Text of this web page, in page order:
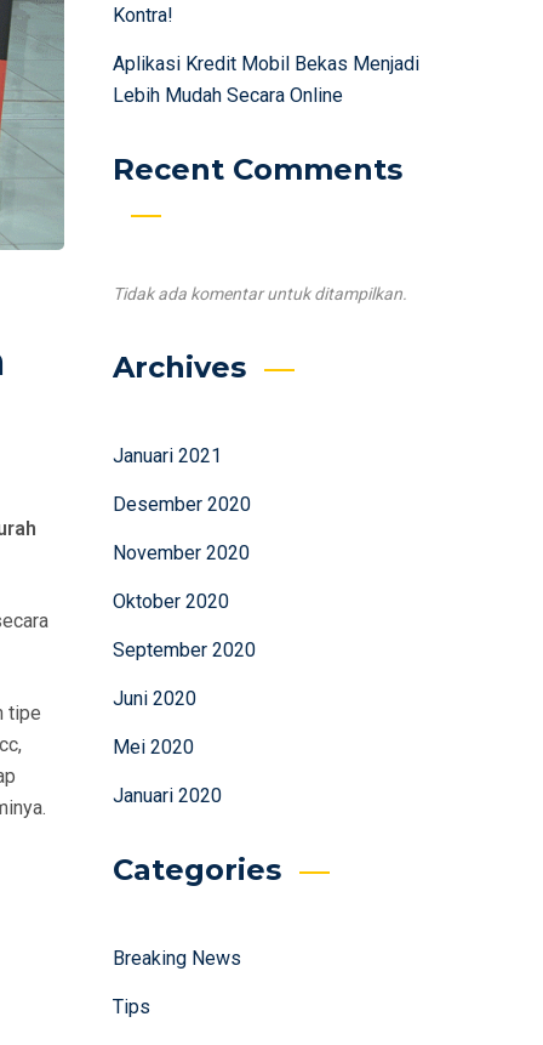
tipe
Kontra!
Aplikasi Kredit Mobil Bekas Menjadi
Lebih Mudah Secara Online
Recent Comments
Tidak ada komentar untuk ditampilkan.
Archives
Januari 2021
Desember 2020
November 2020
Oktober 2020
September 2020
Juni 2020
Mei 2020
Januari 2020
Categories
Breaking News
Tips